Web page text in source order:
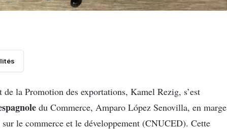
de la Promotion des exportations, Kamel Rezig, s’est
du Commerce, Amparo López Senovilla, en marge
le commerce et le développement (CNUCED). Cette